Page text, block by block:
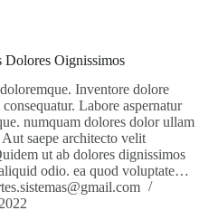
Dolores Oignissimos
Inventore dolore
Labore aspernatur
numquam dolores dolor ullam
saepe architecto velit
ut ab dolores dignissimos
odio. ea quod voluptate…